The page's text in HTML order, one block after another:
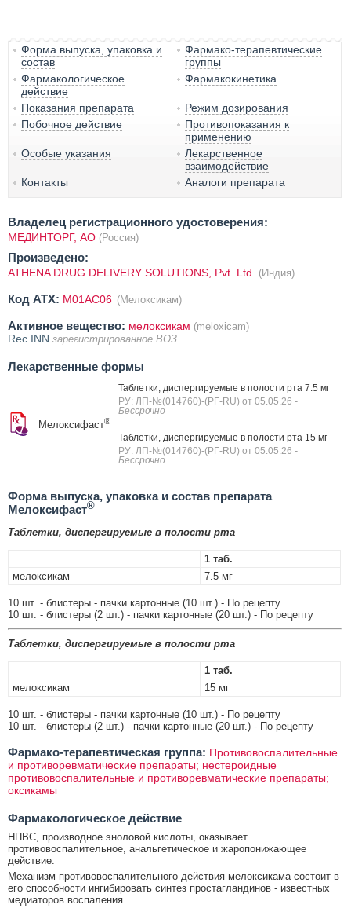
Форма выпуска, упаковка и
состав
Фармако-терапевтические
группы
Фармакологическое
действие
Фармакокинетика
Показания препарата
Режим дозирования
Побочное действие
Противопоказания к
применению
Особые указания
Лекарственное
взаимодействие
Контакты
Аналоги препарата
Владелец регистрационного удостоверения:
МЕДИНТОРГ, АО (Россия)
Произведено:
ATHENA DRUG DELIVERY SOLUTIONS, Pvt. Ltd. (Индия)
Код ATX: M01AC06 (Мелоксикам)
Активное вещество: мелоксикам (meloxicam)
Rec.INN зарегистрированное ВОЗ
Лекарственные формы
Мелоксифаст®
Таблетки, диспергируемые в полости рта 7.5 мг
РУ: ЛП-№(014760)-(РГ-RU) от 05.05.26 -
Бессрочно
Таблетки, диспергируемые в полости рта 15 мг
РУ: ЛП-№(014760)-(РГ-RU) от 05.05.26 -
Бессрочно
Форма выпуска, упаковка и состав препарата
Мелоксифаст®
Таблетки, диспергируемые в полости рта
1 таб.
мелоксикам
7.5 мг
10 шт. - блистеры - пачки картонные (10 шт.) - По рецепту
10 шт. - блистеры (2 шт.) - пачки картонные (20 шт.) - По рецепту
Таблетки, диспергируемые в полости рта
1 таб.
мелоксикам
15 мг
10 шт. - блистеры - пачки картонные (10 шт.) - По рецепту
10 шт. - блистеры (2 шт.) - пачки картонные (20 шт.) - По рецепту
Фармако-терапевтическая группа: Противовоспалительные
и противоревматические препараты; нестероидные
противовоспалительные и противоревматические препараты;
оксикамы
Фармакологическое действие
НПВС, производное эноловой кислоты, оказывает
противовоспалительное, анальгетическое и жаропонижающее
действие.
Механизм противовоспалительного действия мелоксикама состоит в
его способности ингибировать синтез простагландинов - известных
медиаторов воспаления.